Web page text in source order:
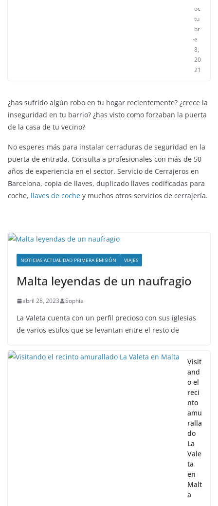
oc
tu
br
e
8,
20
21
¿has sufrido algún robo en tu hogar recientemente? ¿crece la
inseguridad en tu barrio? ¿has visto como forzaban la puerta
de la casa de tu vecino?
No esperes más para instalar cerraduras de seguridad en la
puerta de entrada. Consulta a profesionales con más de 50
años de experiencia en el sector. Servicio de Cerrajeros en
Barcelona, copia de llaves, duplicado llaves codificadas para
coche, llaves de coche y muchos otros servicios de cerrajería.
NOTICIAS ACTUALIDAD PRIMERA EMISIÓN VIAJES
Malta leyendas de un naufragio
abril 28, 2023 Sophia
La Valeta cuenta con un perfil precioso con sus iglesias
de varios estilos que se levantan entre el resto de
Visit
and
o el
reci
nto
amu
ralla
do
La
Vale
ta
en
Malt
a